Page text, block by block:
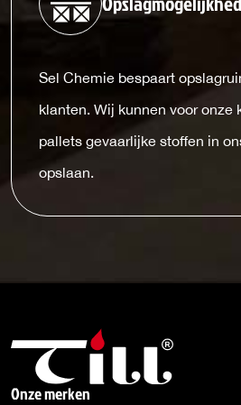
Sel Chemie bespaart
klanten. Wij kunnen voor onze
pallets gevaarlijke stoffen in
opslaan.
Onze merken